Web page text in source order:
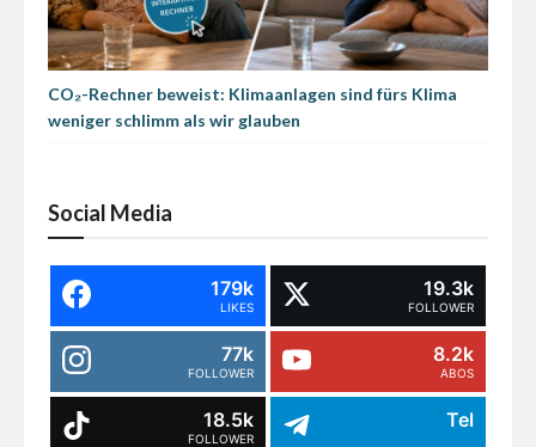
CO₂-Rechner beweist: Klimaanlagen sind fürs Klima
weniger schlimm als wir glauben
Social Media
179k
LIKES
19.3k
FOLLOWER
77k
FOLLOWER
8.2k
ABOS
18.5k
FOLLOWER
Tel